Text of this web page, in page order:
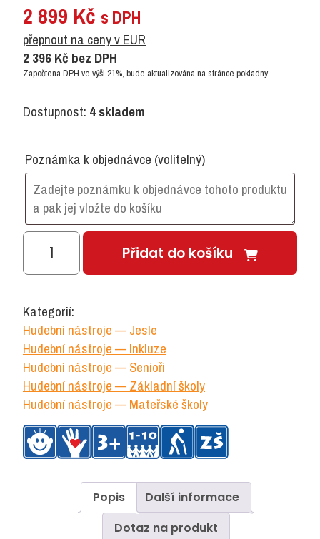
2 899 Kč s DPH
přepnout na ceny v EUR
2 396Kč bez DPH
Započtena DPH ve výši 21%, bude aktualizována na stránce pokladny.
Dostupnost: 4 skladem
Poznámka k objednávce (volitelný)
Perkusní
Přidat do košíku
Kategorií:
Hudební nástroje — Jesle
Hudební nástroje — Inkluze
Hudební nástroje — Senioři
Hudební nástroje — Základní školy
Hudební nástroje — Mateřské školy
Popis
Další informace
Dotaz na produkt